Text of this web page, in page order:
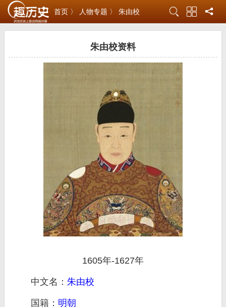
首页 〉 人物专题 〉 朱由校
朱由校资料
1605年-1627年
中文名： 朱由校
国籍： 明朝